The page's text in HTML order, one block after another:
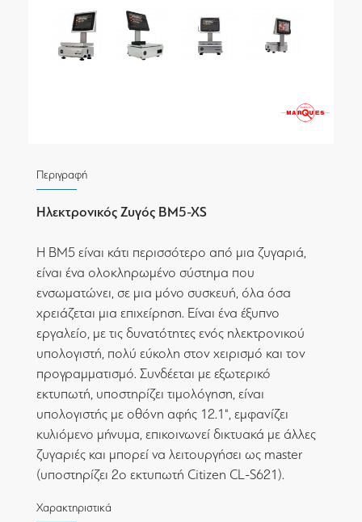
Περιγραφή
Ηλεκτρονικός Ζυγός BM5-XS
Η BM5 είναι κάτι περισσότερο από μια ζυγαριά,
είναι ένα ολοκληρωμένο σύστημα που
ενσωματώνει, σε μια μόνο συσκευή, όλα όσα
χρειάζεται μια επιχείρηση. Είναι ένα έξυπνο
εργαλείο, με τις δυνατότητες ενός ηλεκτρονικού
υπολογιστή, πολύ εύκολη στον χειρισμό και τον
προγραμματισμό. Συνδέεται με εξωτερικό
εκτυπωτή, υποστηρίζει τιμολόγηση, είναι
υπολογιστής με οθόνη αφής 12.1", εμφανίζει
κυλιόμενο μήνυμα, επικοινωνεί δικτυακά με άλλες
ζυγαριές και μπορεί να λειτουργήσει ως master
(υποστηρίζει 2ο εκτυπωτή Citizen CL-S621).
Χαρακτηριστικά